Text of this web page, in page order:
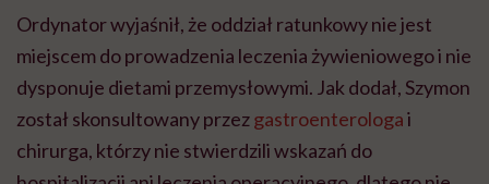
Ordynator wyjaśnił, że oddział ratunkowy nie jest
miejscem do prowadzenia leczenia żywieniowego i nie
dysponuje dietami przemysłowymi. Jak dodał, Szymon
został skonsultowany przezgastroenterologai
chirurga, którzy nie stwierdzili wskazań do